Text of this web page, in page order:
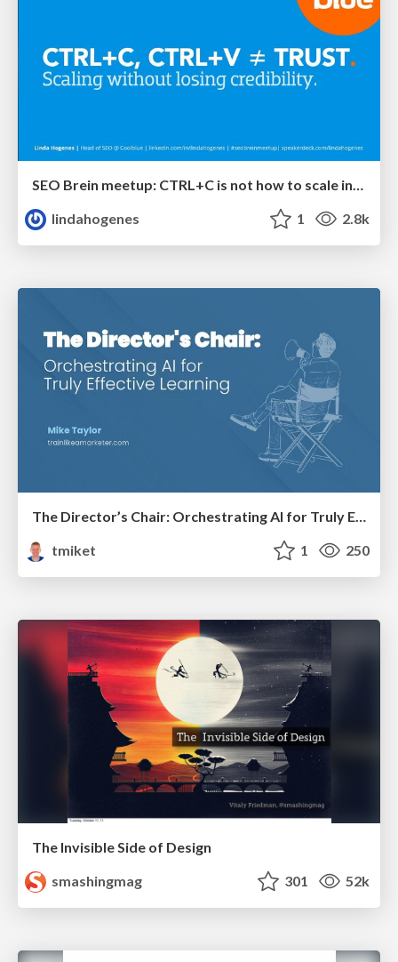
SEO Brein meetup: CTRL+C is not how to scale international SEO
lindahogenes
1 2.8k
The Director’s Chair: Orchestrating AI for Truly Effective Learning
tmiket
1 250
The Invisible Side of Design
smashingmag
301 52k